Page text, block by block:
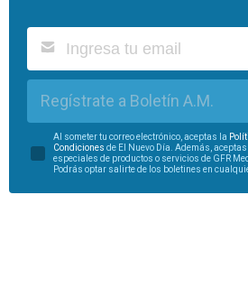
Regístrate a Boletín A.M.
Al someter tu correo electrónico, aceptas la
Condiciones de El Nuevo Día. Además,
especiales de productos o servicios de GFR
Podrás optar salirte de los boletines en